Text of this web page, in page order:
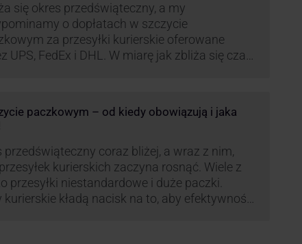
się okres przedświąteczny, a my
o dopłatach w szczycie
za przesyłki kurierskie oferowane
UPS, FedEx i DHL. W miarę jak zbliża się czas
zapewnienie wysokiego poziomu
usług. Dodatkowo przewoźnik UPS
nowe opłaty opisane …
paczkowym – od kiedy obowiązują i jaka
przedświąteczny coraz bliżej, a wraz z nim,
kurierskich zaczyna rosnąć. Wiele z
przesyłki niestandardowe i duże paczki.
kurierskie kładą nacisk na to, aby efektywność